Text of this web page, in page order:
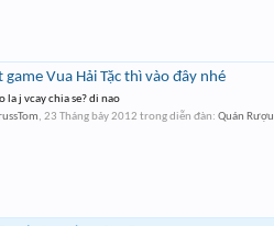
game Vua Hải Tặc thì vào đây nhé
la j vcay chia se? di nao
, 23 Tháng bảy 2012 trong diễn đàn: Quán Rượu